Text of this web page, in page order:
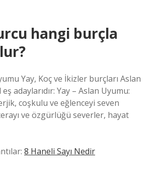
hangi burçla
Yay, Koç ve İkizler burçları Aslan
adaylarıdır: Yay – Aslan Uyumu:
coşkulu ve eğlenceyi seven
ve özgürlüğü severler, hayat
8 Haneli Sayı Nedir